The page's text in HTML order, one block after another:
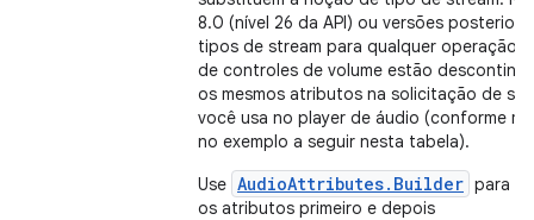
8.0 (nível 26 da API) ou versões
tipos de stream para qualquer operação
de controles de volume estão
os mesmos atributos na solicitação de
você usa no player de áudio (conforme
no exemplo a seguir nesta tabela).
Use AudioAttributes.Builder para
os atributos primeiro e depois